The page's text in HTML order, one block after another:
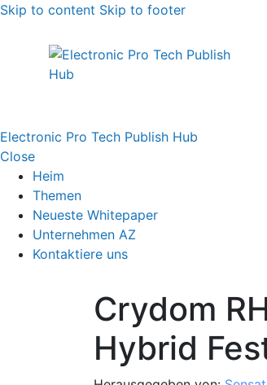
Skip to content Skip to footer
Electronic Pro Tech Publish Hub
Close
Heim
Themen
Neueste Whitepaper
Unternehmen AZ
Kontaktiere uns
Crydom
Hybrid